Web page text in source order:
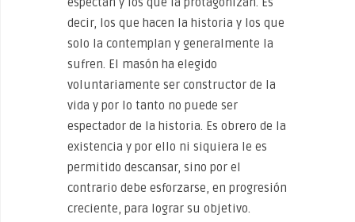
decir, los que hacen la historia y los que
solo la contemplan y generalmente la
sufren. El masón ha elegido
voluntariamente ser constructor de la
vida y por lo tanto no puede ser
espectador de la historia. Es obrero de la
existencia y por ello ni siquiera le es
permitido descansar, sino por el
contrario debe esforzarse, en progresión
creciente, para lograr su objetivo.